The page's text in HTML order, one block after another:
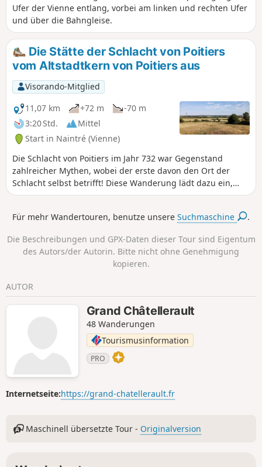
Ufer der Vienne entlang, vorbei am linken und rechten Ufer
und über die Bahngleise.
Die Stätte der Schlacht von Poitiers
vom Altstadtkern von Poitiers aus
Visorando-Mitglied
11,07 km
+72 m
-70 m
3:20 Std.
Mittel
Start in Naintré (Vienne)
Die Schlacht von Poitiers im Jahr 732 war Gegenstand
zahlreicher Mythen, wobei der erste davon den Ort der
Schlacht selbst betrifft! Diese Wanderung lädt dazu ein,
den Ort zu entdecken, der von zeitgenössischen Historikern
nördlicher liegt als die ehemalige Hauptstadt der Pictaven.
Amphitheaters im Altstadtviertel von Poitiers.
Für mehr Wandertouren, benutze unsereSuchmaschine .
Die Beschreibungen und GPX-Daten dieser Tour sind Eigentum
des Autors/der Autorin. Bitte nicht ohne Genehmigung
kopieren.
AUTOR
Grand Châtellerault
48 Wanderungen
Tourismusinformation
PRO
Internetseite:https://grand-chatellerault.fr
Maschinell übersetzte Tour - Originalversion